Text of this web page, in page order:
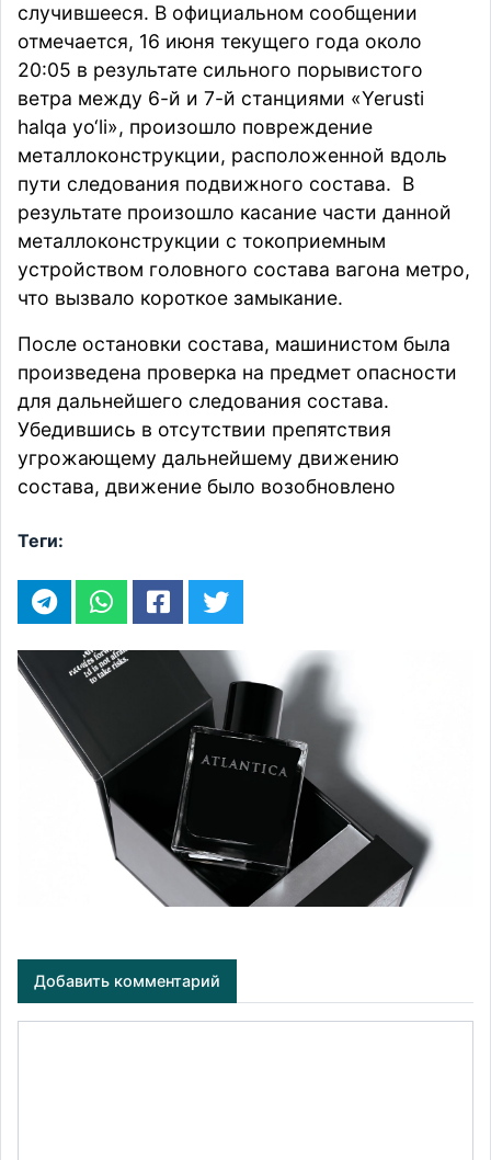
случившееся. В официальном сообщении
отмечается, 16 июня текущего года около
20:05 в результате сильного порывистого
ветра между 6-й и 7-й станциями «Yerusti
halqa yo‘li», произошло повреждение
металлоконструкции, расположенной вдоль
пути следования подвижного состава. В
результате произошло касание части данной
металлоконструкции с токоприемным
устройством головного состава вагона метро,
что вызвало короткое замыкание.
После остановки состава, машинистом была
произведена проверка на предмет опасности
для дальнейшего следования состава.
Убедившись в отсутствии препятствия
угрожающему дальнейшему движению
состава, движение было возобновлено
Теги:
Добавить комментарий